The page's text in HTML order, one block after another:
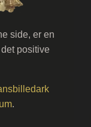
side, er en
positive
.